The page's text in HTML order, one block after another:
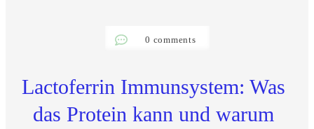
0 comments
Lactoferrin Immunsystem: Was
das Protein kann und warum